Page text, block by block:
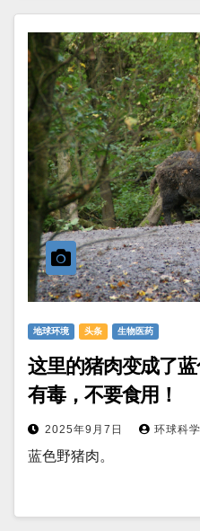
地球环境 头条 生物医药
这里的猪肉变成了
有毒，不要食用！
2025年9月7日 环球科学
蓝色野猪肉。